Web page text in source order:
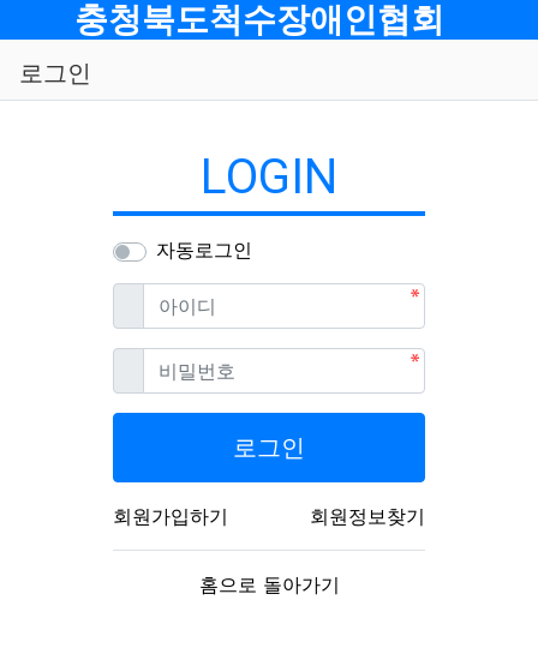
메뉴충청북도척수장애인협회
로그인
LOGIN
자동로그인
아이디필수
비밀번호필수
로그인
회원가입하기 회원정보찾기
홈으로 돌아가기